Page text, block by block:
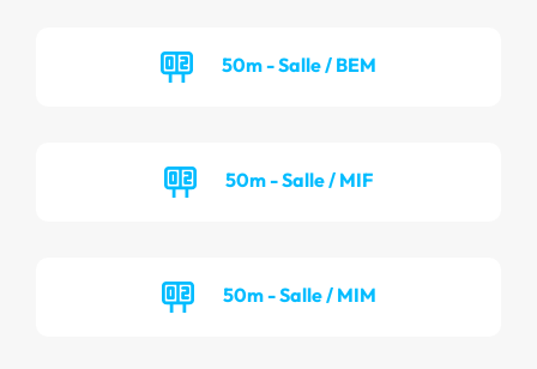
50m - Salle / BEM
50m - Salle / MIF
50m - Salle / MIM